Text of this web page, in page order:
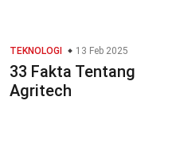
TEKNOLOGI 13 Feb 2025
33 Fakta Tentang
Agritech